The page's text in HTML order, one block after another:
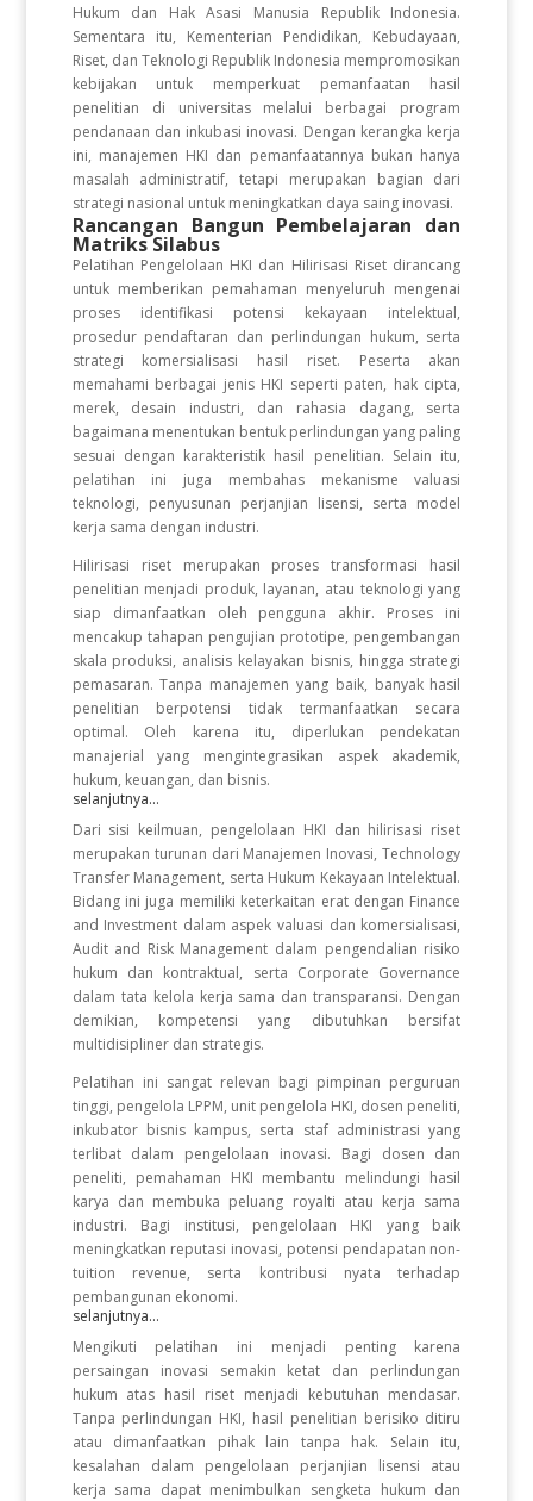
Hukum dan Hak Asasi Manusia Republik Indonesia.
Sementara itu, Kementerian Pendidikan, Kebudayaan,
Riset, dan Teknologi Republik Indonesia mempromosikan
kebijakan untuk memperkuat pemanfaatan hasil
penelitian di universitas melalui berbagai program
pendanaan dan inkubasi inovasi. Dengan kerangka kerja
ini, manajemen HKI dan pemanfaatannya bukan hanya
masalah administratif, tetapi merupakan bagian dari
strategi nasional untuk meningkatkan daya saing inovasi.
Rancangan Bangun Pembelajaran dan
Matriks Silabus
Pelatihan Pengelolaan HKI dan Hilirisasi Riset dirancang
untuk memberikan pemahaman menyeluruh mengenai
proses identifikasi potensi kekayaan intelektual,
prosedur pendaftaran dan perlindungan hukum, serta
strategi komersialisasi hasil riset. Peserta akan
memahami berbagai jenis HKI seperti paten, hak cipta,
merek, desain industri, dan rahasia dagang, serta
bagaimana menentukan bentuk perlindungan yang paling
sesuai dengan karakteristik hasil penelitian. Selain itu,
pelatihan ini juga membahas mekanisme valuasi
teknologi, penyusunan perjanjian lisensi, serta model
kerja sama dengan industri.
Hilirisasi riset merupakan proses transformasi hasil
penelitian menjadi produk, layanan, atau teknologi yang
siap dimanfaatkan oleh pengguna akhir. Proses ini
mencakup tahapan pengujian prototipe, pengembangan
skala produksi, analisis kelayakan bisnis, hingga strategi
pemasaran. Tanpa manajemen yang baik, banyak hasil
penelitian berpotensi tidak termanfaatkan secara
optimal. Oleh karena itu, diperlukan pendekatan
manajerial yang mengintegrasikan aspek akademik,
hukum, keuangan, dan bisnis.
selanjutnya...
Dari sisi keilmuan, pengelolaan HKI dan hilirisasi riset
merupakan turunan dari Manajemen Inovasi, Technology
Transfer Management, serta Hukum Kekayaan Intelektual.
Bidang ini juga memiliki keterkaitan erat dengan Finance
and Investment dalam aspek valuasi dan komersialisasi,
Audit and Risk Management dalam pengendalian risiko
hukum dan kontraktual, serta Corporate Governance
dalam tata kelola kerja sama dan transparansi. Dengan
demikian, kompetensi yang dibutuhkan bersifat
multidisipliner dan strategis.
Pelatihan ini sangat relevan bagi pimpinan perguruan
tinggi, pengelola LPPM, unit pengelola HKI, dosen peneliti,
inkubator bisnis kampus, serta staf administrasi yang
terlibat dalam pengelolaan inovasi. Bagi dosen dan
peneliti, pemahaman HKI membantu melindungi hasil
karya dan membuka peluang royalti atau kerja sama
industri. Bagi institusi, pengelolaan HKI yang baik
meningkatkan reputasi inovasi, potensi pendapatan non-
tuition revenue, serta kontribusi nyata terhadap
pembangunan ekonomi.
selanjutnya...
Mengikuti pelatihan ini menjadi penting karena
persaingan inovasi semakin ketat dan perlindungan
hukum atas hasil riset menjadi kebutuhan mendasar.
Tanpa perlindungan HKI, hasil penelitian berisiko ditiru
atau dimanfaatkan pihak lain tanpa hak. Selain itu,
kesalahan dalam pengelolaan perjanjian lisensi atau
kerja sama dapat menimbulkan sengketa hukum dan